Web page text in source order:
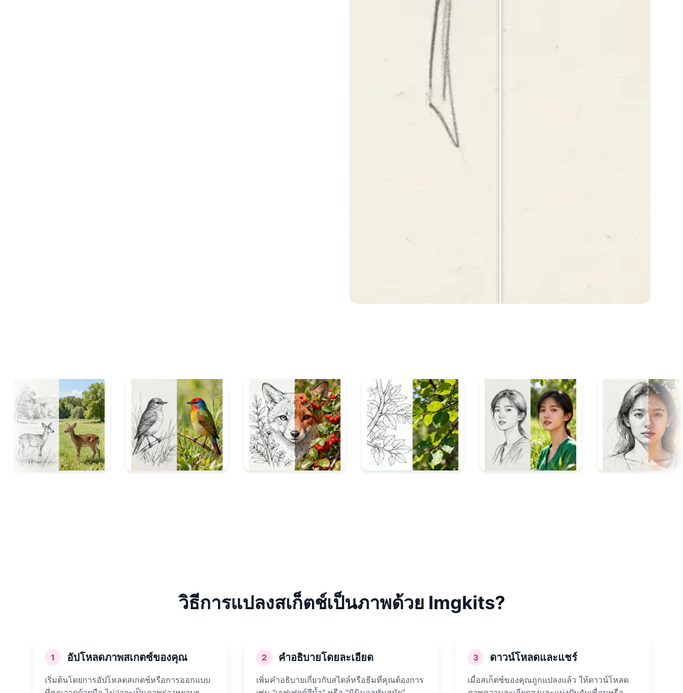
วิธีการแปลงสเก็ตช์เป็นภาพด้วย Imgkits?
1 อัปโหลดภาพสเกตซ์ของคุณ
เริ่มต้นโดยการอัปโหลดสเกตช์หรือการออกแบบ
2 คำอธิบายโดยละเอียด
เพิ่มคำอธิบายเกี่ยวกับสไตล์หรือธีมที่คุณต้องการ
3 ดาวน์โหลดและแชร์
เมื่อสเก็ตช์ของคุณถูกแปลงแล้ว ให้ดาวน์โหลด